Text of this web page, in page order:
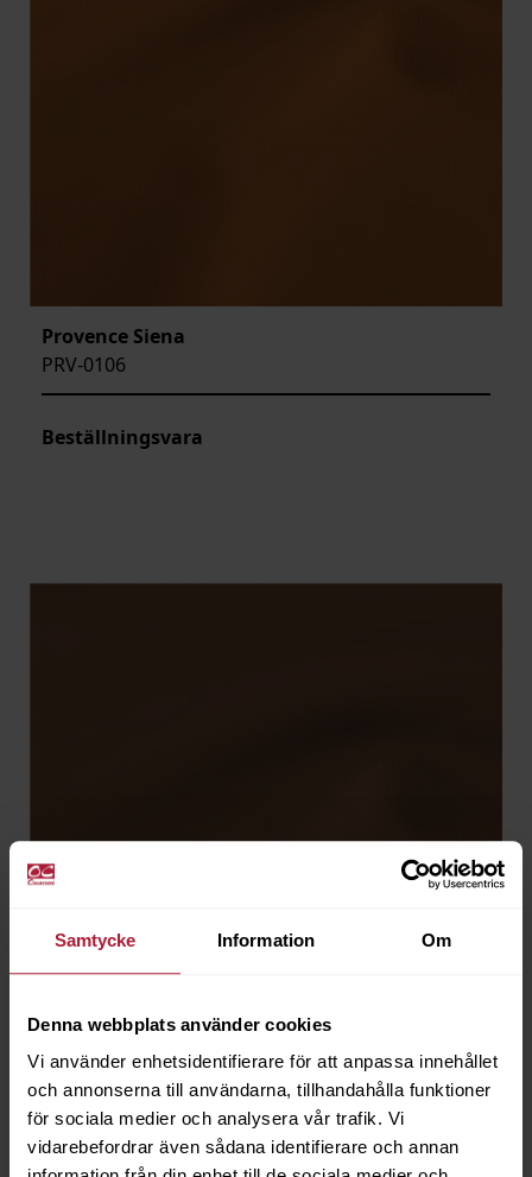
Samtycke Information Om
Denna webbplats använder cookies
Vi använder enhetsidentifierare för att anpassa innehållet
och annonserna till användarna, tillhandahålla funktioner
för sociala medier och analysera vår trafik. Vi
vidarebefordrar även sådana identifierare och annan
Provence Siena
PRV-0106
Beställningsvara
Provence Hasel
PRV-0107